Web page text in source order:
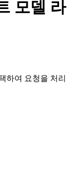
모델 라
하여 요청을 처리